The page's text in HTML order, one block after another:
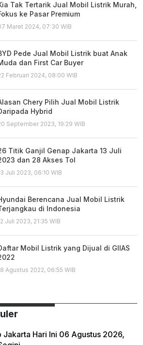
Tak Tertarik Jual Mobil Listrik Murah,
ke Pasar Premium
Maret 2024, 07:30 WIB
Pede Jual Mobil Listrik buat Anak
dan First Car Buyer
Februari 2024, 08:00 WIB
Chery Pilih Jual Mobil Listrik
Hybrid
September 2023, 19:29 WIB
Titik Ganjil Genap Jakarta 13 Juli
dan 28 Akses Tol
Juli 2023, 06:10 WIB
Berencana Jual Mobil Listrik
di Indonesia
Juli 2023, 21:35 WIB
Mobil Listrik yang Dijual di GIIAS
Agustus 2022, 06:55 WIB
Jakarta Hari Ini 06 Agustus 2026,